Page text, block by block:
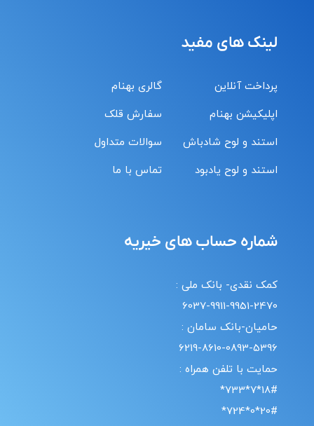
لینک های مفید
پرداخت آنلاین
اپلیکیشن بهنام
استند و لوح شادباش
استند و لوح یادبود
گالری بهنام
سفارش قلک
سوالات متداول
تماس با ما
شماره حساب های خیریه
کمک نقدی- بانک ملی :
6037-9911-9951-2470
حامیان-بانک سامان :
6219-8610-0893-5396
حمایت با تلفن همراه :
18#*7*733*
20#*0*724*